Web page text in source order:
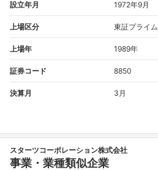
設立年月 1972年9月
上場区分 東証プライム
上場年 1989年
証券コード 8850
決算月 3月
スターツコーポレーション株式会社
事業・業種類似企業